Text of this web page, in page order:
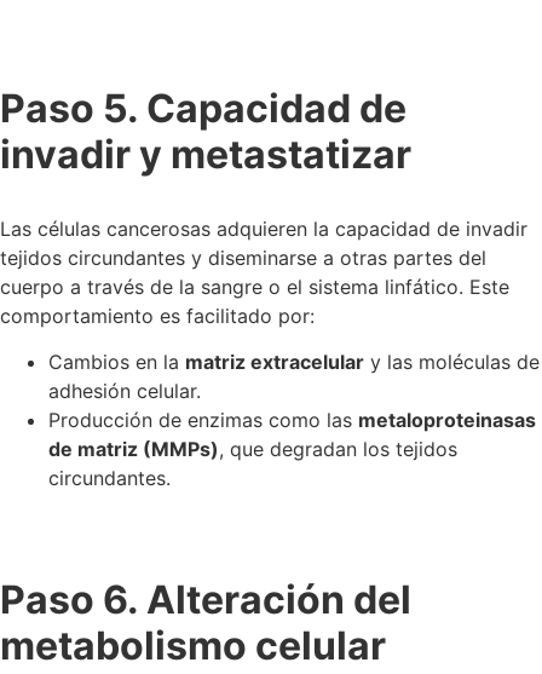
Paso 5. Capacidad de
invadir y metastatizar
Las células cancerosas adquieren la capacidad de invadir
tejidos circundantes y diseminarse a otras partes del
cuerpo a través de la sangre o el sistema linfático. Este
comportamiento es facilitado por:
Cambios en la matriz extracelular y las moléculas de
adhesión celular.
Producción de enzimas como las metaloproteinasas
de matriz (MMPs), que degradan los tejidos
circundantes.
Paso 6. Alteración del
metabolismo celular